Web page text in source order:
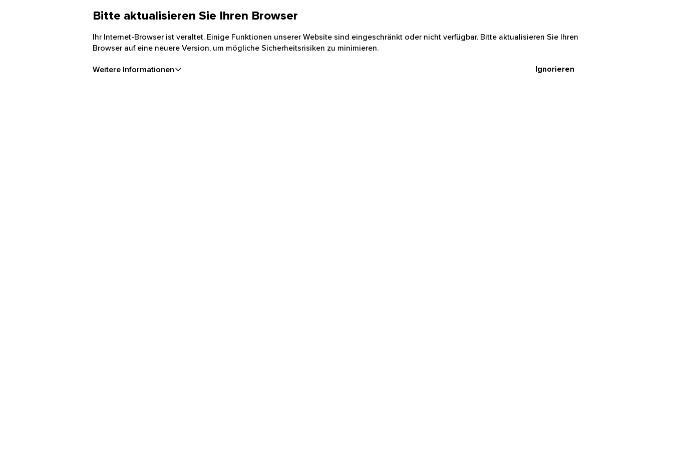
Bitte aktualisieren Sie Ihren Browser
Ihr Internet-Browser ist veraltet. Einige Funktionen unserer Website sind eingeschränkt oder nicht verfügbar. Bitte aktualisieren Sie Ihren
Browser auf eine neuere Version, um mögliche Sicherheitsrisiken zu minimieren.
Weitere Informationen Ignorieren